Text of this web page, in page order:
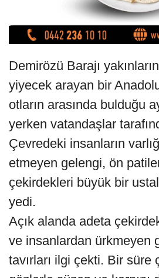
Demirözü Barajı
yiyecek arayan bir
otların arasında bulduğu
yerken vatandaşlar
Çevredeki insanların
etmeyen gelengi, ön
çekirdekleri büyük bir
yedi.
Açık alanda adeta
ve insanlardan ürkmeyen
tavırları ilgi çekti. Bir süre